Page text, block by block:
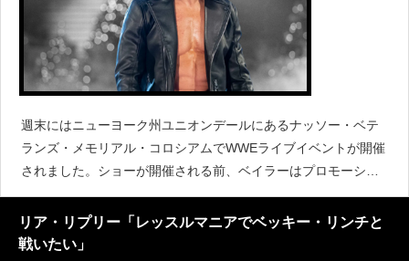
週末にはニューヨーク州ユニオンデールにあるナッソー・ベテ
ランズ・メモリアル・コロシアムでWWEライブイベントが開催
されました。ショーが開催される前、ベイラーはプロモーショ
ンで『Cheap Heat』に出演しました。そこでベイラーはテレビ
中継がされるショーとされないショーの違いについて
リア・リプリー「レッスルマニアでベッキー・リンチと
戦いたい」